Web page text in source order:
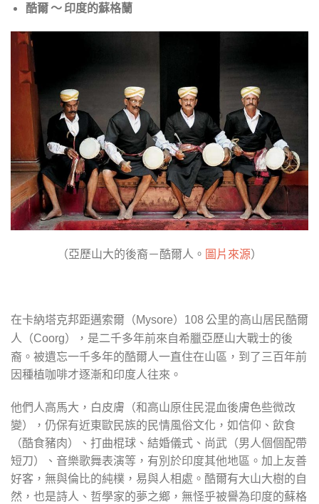
酷爾 ～ 印度的蘇格蘭
（亞歷山大的後裔－酷爾人。 圖片來源）
在卡納塔克邦距邁索爾（Mysore） 108 公里的高山居民酷爾
人（Coorg），是二千多年前來自希臘亞歷山大戰士的後
裔。被遺忘一千多年的酷爾人一直住在山區，到了三百年前
因種植咖啡才逐漸和印度人往來。
他們人高馬大，白皮膚（和高山原住民混血後膚色些微改
變），仍保有近東歐民族的民情風俗文化，如信仰、飲食
（酷食豬肉）、打曲棍球、結婚儀式、尚武（男人個個配帶
短刀）、音樂歌舞表演等，有別於印度其他地區。加上友善
好客，無與倫比的純樸，易與人相處。酷爾有大山大樹的自
然，也是詩人、哲學家的夢之鄉，無怪乎被譽為印度的蘇格